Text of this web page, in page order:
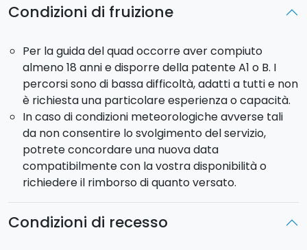
Condizioni di fruizione
Per la guida del quad occorre aver compiuto
almeno 18 anni e disporre della patente A1 o B. I
percorsi sono di bassa difficoltà, adatti a tutti e non
è richiesta una particolare esperienza o capacità.
In caso di condizioni meteorologiche avverse tali
da non consentire lo svolgimento del servizio,
potrete concordare una nuova data
compatibilmente con la vostra disponibilità o
richiedere il rimborso di quanto versato.
Condizioni di recesso